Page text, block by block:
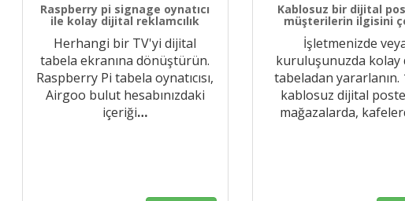
Raspberry pi signage oynatıcı
ile kolay dijital reklamcılık
Herhangi bir TV'yi dijital
tabela ekranına dönüştürün.
Raspberry Pi tabela oynatıcısı,
Airgoo bulut hesabınızdaki
içeriği…
Kablosuz bir dijital
müşterilerin ilgisini
İşletmenizde
kuruluşunuzda kolay
tabeladan yararlanın.
kablosuz dijital
mağazalarda,